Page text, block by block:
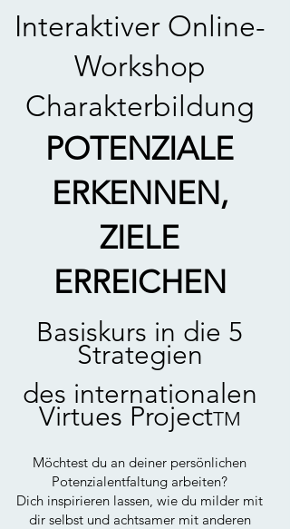
Interaktiver Online-
Workshop
Charakterbildung
POTENZIALE
ERKENNEN,
ZIELE
ERREICHEN
Basiskurs in die 5
Strategien
des internationalen
Virtues ProjectTM
Möchtest du an deiner persönlichen
Potenzialentfaltung arbeiten?
Dich inspirieren lassen, wie du milder mit
dir selbst und achtsamer mit anderen